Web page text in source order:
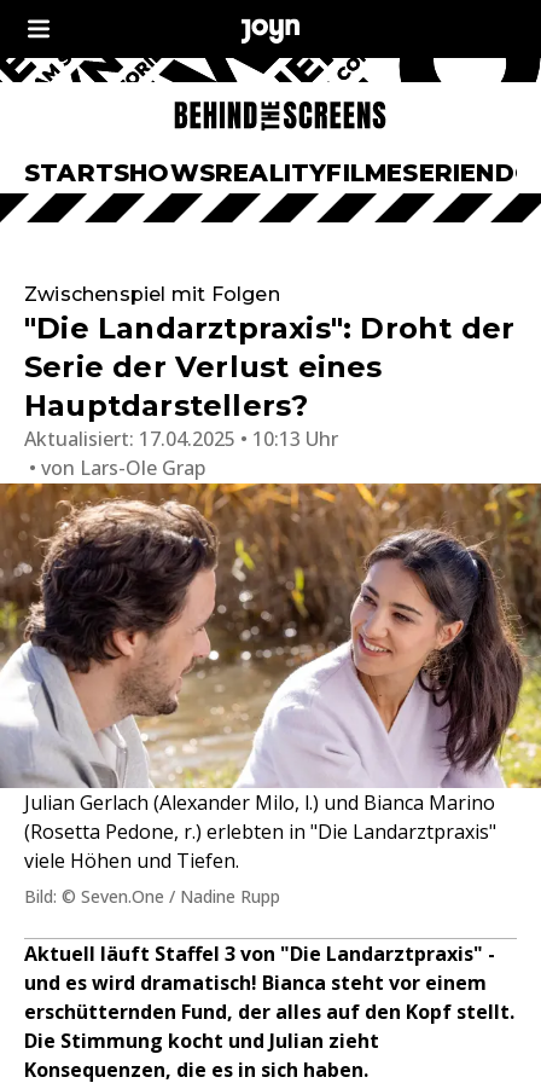
STARTSHOWSREALITYFILMESERIEN
Zwischenspiel mit Folgen
"Die Landarztpraxis": Droht der
Serie der Verlust eines
Hauptdarstellers?
Aktualisiert: 17.04.2025 • 10:13 Uhr
von Lars-Ole Grap
Julian Gerlach (Alexander Milo, l.) und Bianca Marino
(Rosetta Pedone, r.) erlebten in "Die Landarztpraxis"
viele Höhen und Tiefen.
Bild: © Seven.One / Nadine Rupp
Aktuell läuft Staffel 3 von "Die Landarztpraxis" -
und es wird dramatisch! Bianca steht vor einem
erschütternden Fund, der alles auf den Kopf stellt.
Die Stimmung kocht und Julian zieht
Konsequenzen, die es in sich haben.